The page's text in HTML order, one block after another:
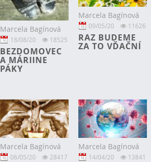
Marcela Bagínová
18/08/20 18525
BEZDOMOVEC
A MÁRIINE
PÁKY
Marcela Bagínová
09/05/20 11626
RAZ BUDEME
ZA TO VĎAČNÍ
Marcela Bagínová
06/05/20 28417
Marcela Bagínová
14/04/20 13841